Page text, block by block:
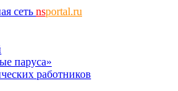
сеть nsportal.ru
паруса»
работников